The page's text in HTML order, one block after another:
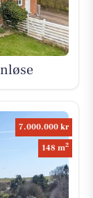
7.000.000 kr
148 m2